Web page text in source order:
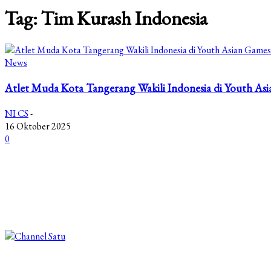
Tag: Tim Kurash Indonesia
News
Atlet Muda Kota Tangerang Wakili Indonesia di Youth
NI CS-
16 Oktober 2025
0